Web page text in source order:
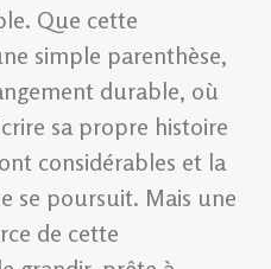
Que cette
simple parenthèse,
durable, où
sa propre histoire
considérables et la
se poursuit. Mais une
de cette